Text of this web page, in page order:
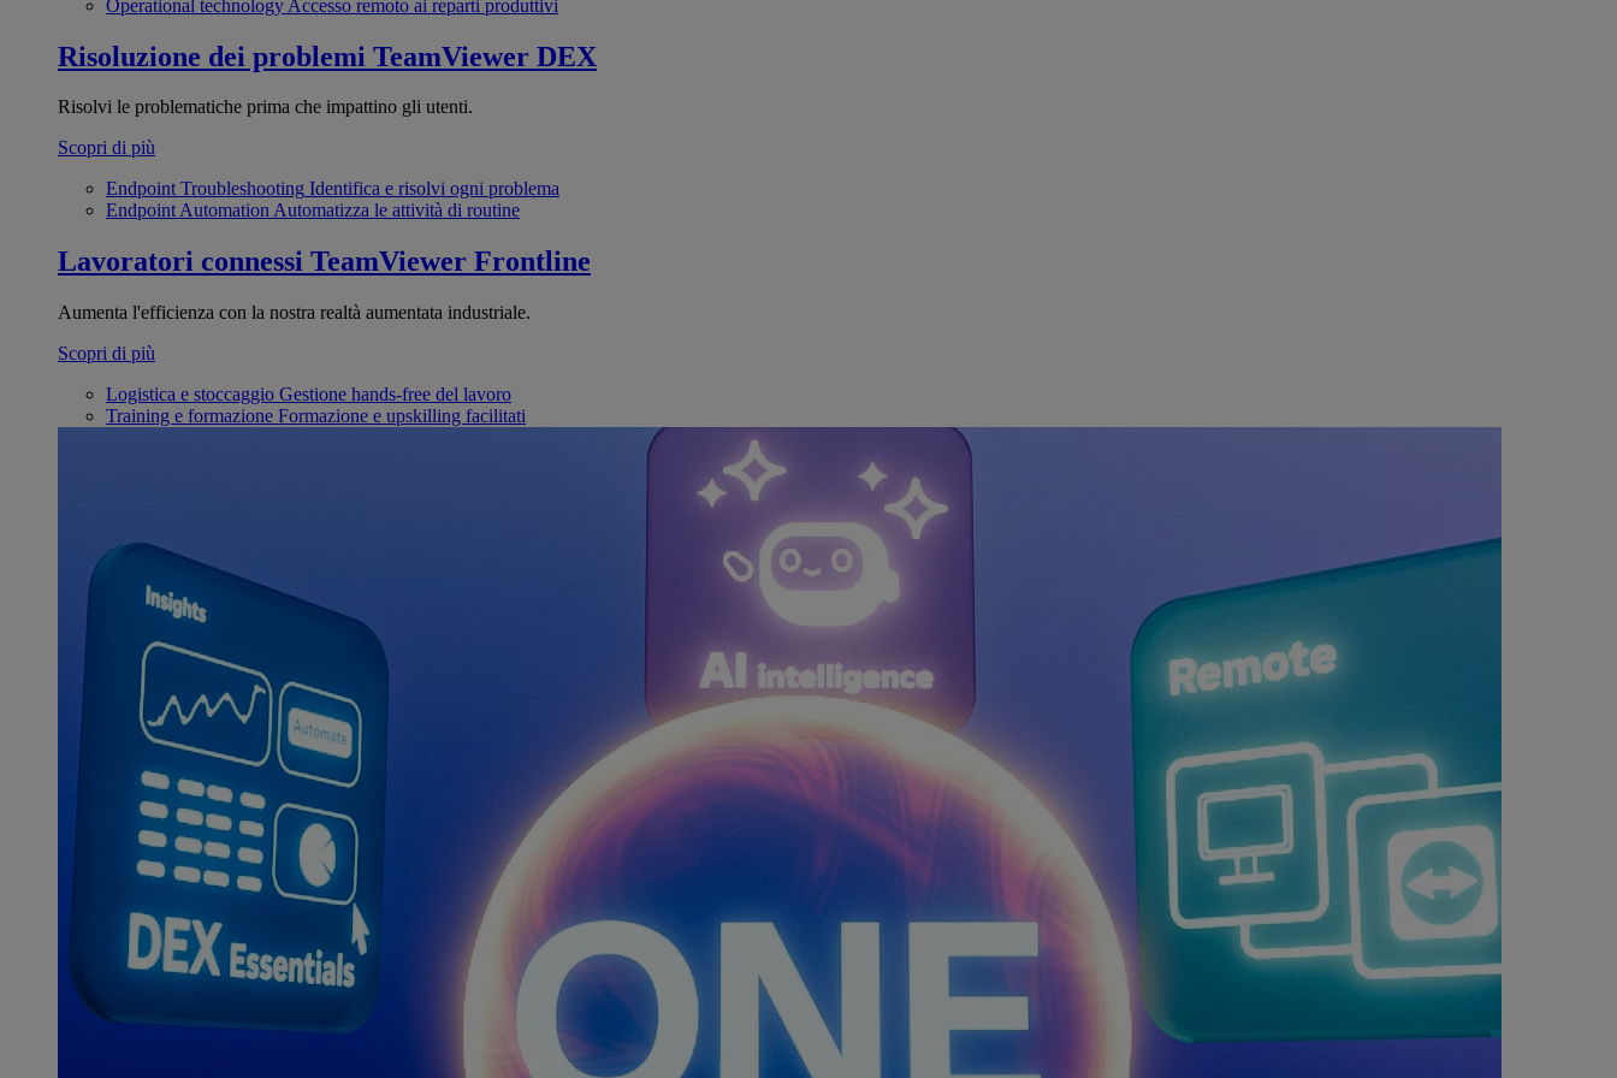
Operational technology Accesso remoto ai reparti produttivi
Risoluzione dei problemi TeamViewer DEX
Risolvi le problematiche prima che impattino gli utenti.
Scopri di più
Endpoint Troubleshooting Identifica e risolvi ogni problema
Endpoint AutomationAutomatizza le attività di routine
Lavoratori connessi TeamViewer Frontline
Aumenta l'efficienza con la nostra realtà aumentata industriale.
Scopri di più
Logistica e stoccaggio Gestione hands-free del lavoro
Training e formazione Formazione e upskilling facilitati